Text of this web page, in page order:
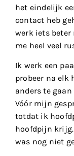
het eindelijk
contact heb
werk iets beter
me heel veel
Ik werk een
probeer na elk
anders te
Vóór mijn
totdat ik
hoofdpijn
was nog niet